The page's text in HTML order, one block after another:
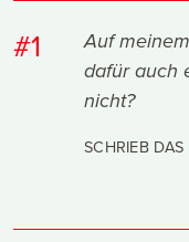
#1
Auf
dafür auch
nicht?
SCHRIEB